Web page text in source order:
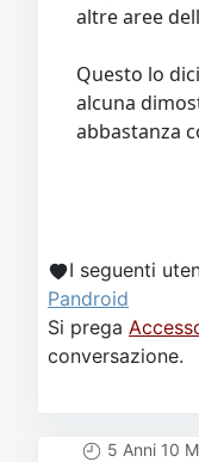
altre aree
Questo lo
alcuna
abbastanza
I seguenti
Pandroid
Si prega
conversazione.
5 Anni 10